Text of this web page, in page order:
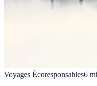
Voyages Écoresponsables6